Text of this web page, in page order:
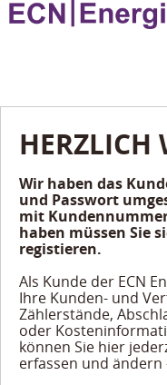
Wir haben das
und Passwort
mit
haben müssen Sie
registieren.
Als Kunde der ECN
Ihre Kunden- und
Zählerstände,
oder
können Sie hier
erfassen und